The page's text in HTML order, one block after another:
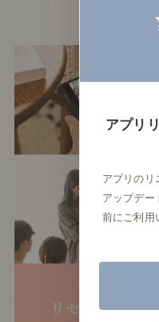
アプリ
アプリのリ
アップデー
前にご利用